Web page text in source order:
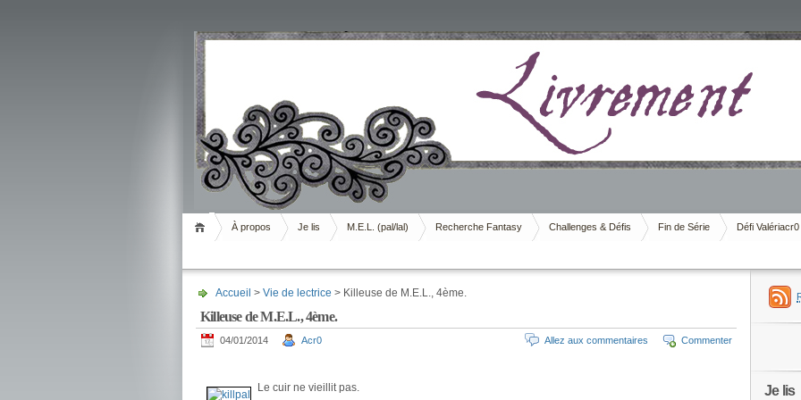
Livrement
À propos Je lis M.E.L. (pal/lal) Recherche Fantasy Challenges & Défis Fin de Série Défi Valériacr0
Accueil > Vie de lectrice > Killeuse de M.E.L., 4ème.
Killeuse de M.E.L., 4ème.
04/01/2014 Acr0 Commenter
Allez aux commentaires
Le cuir ne vieillit pas.
Je lis